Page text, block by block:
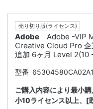
売り切り版(ライセンス)
Adobe
Adobe -VIP
Creative Cloud Pro 企
追加 6ヶ月 Level 2(10
型番
ご購入内容により最小
小10ライセンス以上、[